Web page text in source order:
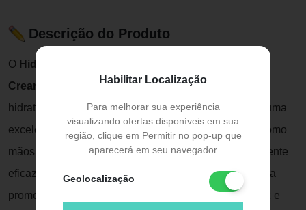
Habilitar Localização
Para melhorar sua experiência
visualizando ofertas disponíveis em sua
região, clique em Permitir no pop-up que
aparecerá em seu navegador
Geolocalização
Descrição do Produto
O Hidratante Corporal Bel Col Aminoderme Body
Cream
é um creme ideal para o pós-banho. Além de
hidratar a pele e protegê-la contra o ressecamento, é uma
excelente opção para cuidar das áreas ressecadas, como
mãos, pés e cotovelos. Sua fórmula exclusiva e altamente
eficaz possui ingredientes compatíveis com a pele para
promover suavidade, luminosidade, vitalidade, maciez e